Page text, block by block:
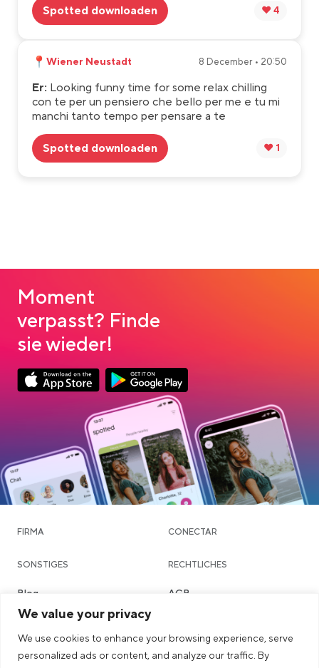
We value your privacy
We use cookies to enhance your browsing experience, serve
personalized ads or content, and analyze our traffic. By
Spotted downloaden ❤️ 4
📍 Wiener Neustadt 8 December • 20:50
Er: Looking funny time for some relax chilling
con te per un pensiero che bello per me e tu mi
manchi tanto tempo per pensare a te
Spotted downloaden ❤️ 1
Moment
verpasst? Finde
sie wieder!
Google Play Download
FIRMA CONECTAR
SONSTIGES
Blog
Community & Dating
Chatte
RECHTLICHES
AGB
Imprint